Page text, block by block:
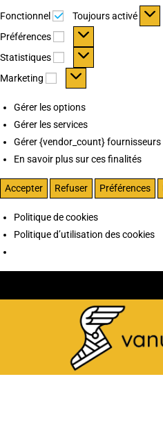
Fonctionnel Fonctionnel
Toujours activé
Préférences
Préférences
Statistiques Statistiques
Marketing Marketing
Gérer les options
Gérer les services
Gérer {vendor_count} fournisseurs
En savoir plus sur ces finalités
Accepter Refuser Préférences
Politique de cookies
Politique d’utilisation des cookies